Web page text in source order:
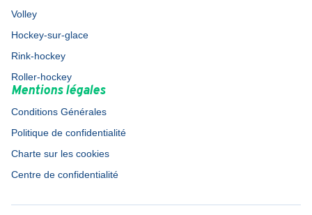
Volley
Hockey-sur-glace
Rink-hockey
Roller-hockey
Mentions légales
Conditions Générales
Politique de confidentialité
Charte sur les cookies
Centre de confidentialité